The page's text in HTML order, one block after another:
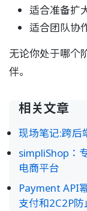
适合准备扩
适合团队协
无论你处于哪个
伴。
相关文章
现场笔记:跨后
simpliShop：
电商平台
Payment API
支付和2C2P